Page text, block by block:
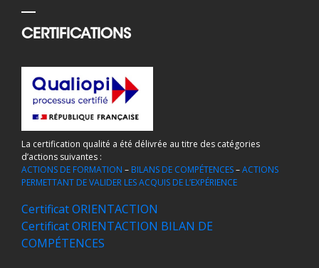
CERTIFICATIONS
La certification qualité a été délivrée au titre des catégories
d’actions suivantes :
ACTIONS DE FORMATION – BILANS DE COMPÉTENCES–ACTIONS
PERMETTANT DE VALIDER LES ACQUIS DE L’EXPÉRIENCE
Certificat ORIENTACTION
Certificat ORIENTACTION BILAN DE
COMPÉTENCES